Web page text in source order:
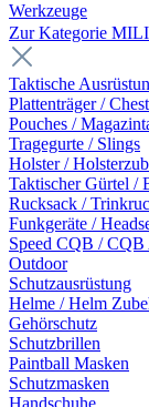
Werkzeuge
Zur Kategorie
Taktische
Plattenträger /
Pouches /
Tragegurte / Slings
Holster /
Taktischer Gürtel /
Rucksack /
Funkgeräte /
Speed CQB /
Outdoor
Schutzausrüstung
Helme / Helm
Gehörschutz
Schutzbrillen
Paintball Masken
Schutzmasken
Handschuhe